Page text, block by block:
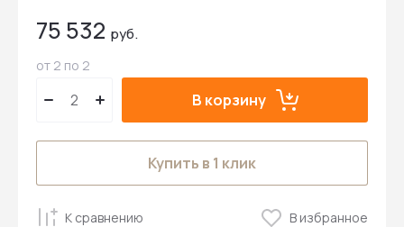
75 532 руб.
от 2 по 2
В корзину
Купить в 1 клик
К сравнению В избранное